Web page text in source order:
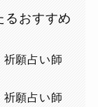
るおすすめ
願占い師
願占い師